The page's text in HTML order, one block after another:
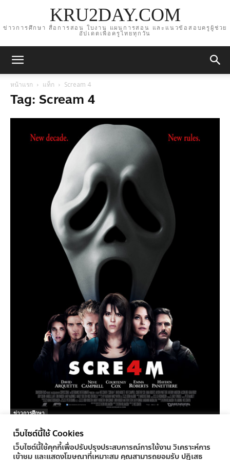
KRU2DAY.COM
ข่าวการศึกษา สื่อการสอน ใบงาน แผนการสอน และแนวข้อสอบครูผู้ช่วย
อัปเดตเพื่อครูไทยทุกวัน
หน้าแรก แท็ก Scream 4
Tag: Scream 4
ข่าวการศึกษา
Scream 4
ครูทูเดย์ ข่าวการศึกษา - 28/03/2011
เว็บไซต์นี้ใช้ Cookies
เว็บไซต์นี้ใช้คุกกี้เพื่อปรับปรุงประสบการณ์การใช้งาน วิเคราะห์การ
เข้าชม และแสดงโฆษณาที่เหมาะสม คุณสามารถยอมรับ ปฏิเสธ